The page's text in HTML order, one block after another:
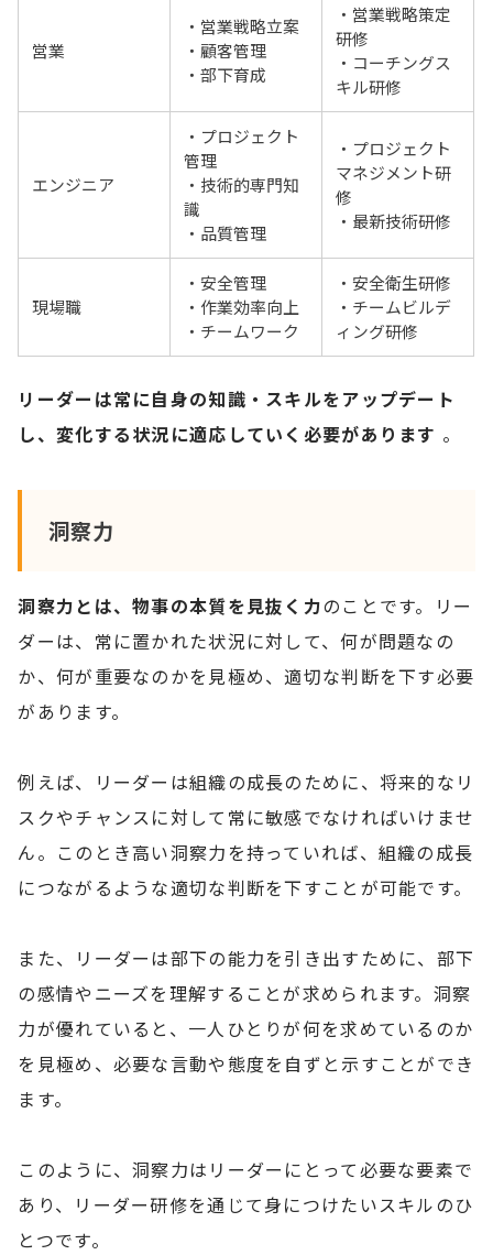
営業
・営業戦略立案
・顧客管理
・部下育成
・営業戦略策定
研修
・コーチングス
キル研修
エンジニア
・プロジェクト
管理
・技術的専門知
識
・品質管理
・プロジェクト
マネジメント研
修
・最新技術研修
現場職
・安全管理
・作業効率向上
・チームワーク
・安全衛生研修
・チームビルデ
ィング研修
リーダーは常に自身の知識・スキルをアップデート
し、変化する状況に適応していく必要があります 。
洞察力
洞察力とは、物事の本質を見抜く力のことです。リー
ダーは、常に置かれた状況に対して、何が問題なの
か、何が重要なのかを見極め、適切な判断を下す必要
があります。
例えば、リーダーは組織の成長のために、将来的なリ
スクやチャンスに対して常に敏感でなければいけませ
ん。このとき高い洞察力を持っていれば、組織の成長
につながるような適切な判断を下すことが可能です。
また、リーダーは部下の能力を引き出すために、部下
の感情やニーズを理解することが求められます。洞察
力が優れていると、一人ひとりが何を求めているのか
を見極め、必要な言動や態度を自ずと示すことができ
ます。
このように、洞察力はリーダーにとって必要な要素で
あり、リーダー研修を通じて身につけたいスキルのひ
とつです。